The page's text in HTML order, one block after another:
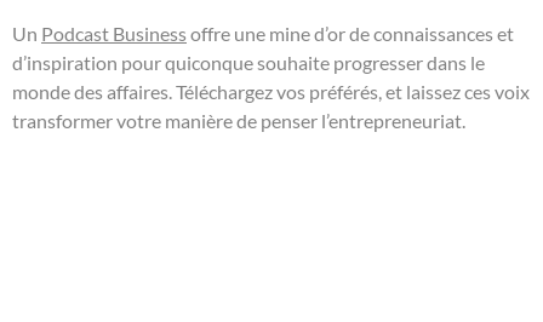
Un Podcast Businessoffre une mine d’or de connaissances et
d’inspiration pour quiconque souhaite progresser dans le
monde des affaires. Téléchargez vos préférés, et laissez ces voix
transformer votre manière de penser l’entrepreneuriat.